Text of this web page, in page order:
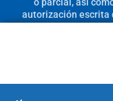
o parcial, así
autorización escrita